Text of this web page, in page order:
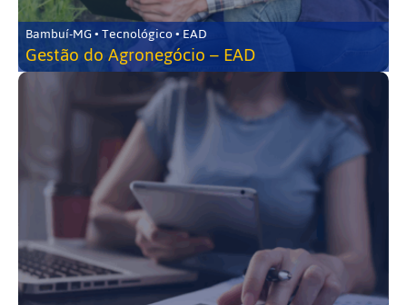
Bambuí-MG • Tecnológico • EAD
Gestão do Agronegócio – EAD